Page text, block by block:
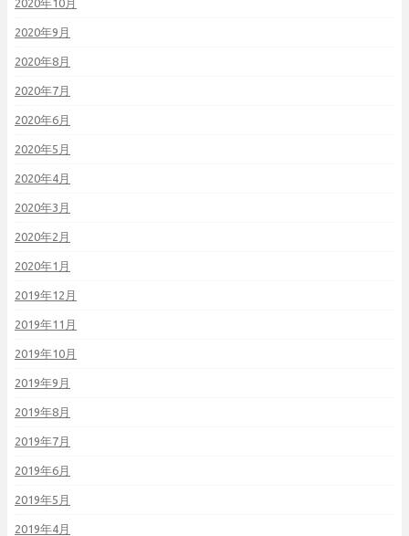
2020年10月
2020年9月
2020年8月
2020年7月
2020年6月
2020年5月
2020年4月
2020年3月
2020年2月
2020年1月
2019年12月
2019年11月
2019年10月
2019年9月
2019年8月
2019年7月
2019年6月
2019年5月
2019年4月